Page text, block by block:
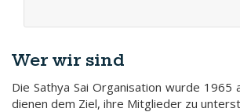
Wer wir sind
Die Sathya Sai Organisation wurde
dienen dem Ziel, ihre Mitglieder zu